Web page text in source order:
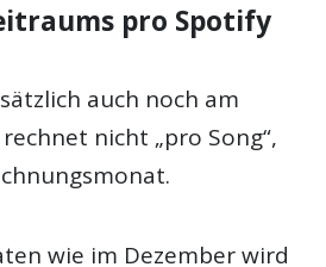
pro Spotify
auch noch am
nicht „pro Song“,
wie im Dezember wird